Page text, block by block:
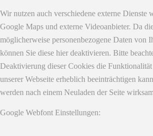
Wir nutzen auch verschiedene externe Dienste
Google Maps und externe Videoanbieter. Da
möglicherweise personenbezogene Daten von
können Sie diese hier deaktivieren. Bitte
Deaktivierung dieser Cookies die Funktionalität
unserer Webseite erheblich beeinträchtigen
werden nach einem Neuladen der Seite
Google Webfont Einstellungen: